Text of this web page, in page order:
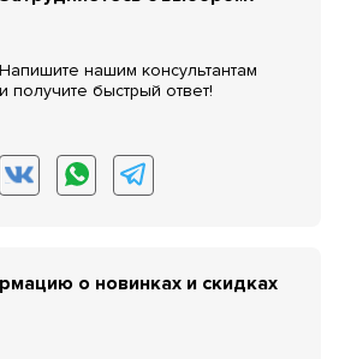
Напишите нашим консультантам
и получите быстрый ответ!
о новинках и скидках